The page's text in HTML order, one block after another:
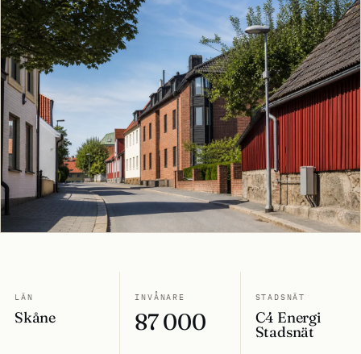
LÄN
Skåne
INVÅNARE
87 000
STADSNÄT
C4 Energi
Stadsnät